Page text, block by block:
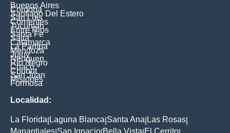
Buenos Aires
Cordoba
Santiago Del Estero
San Luis
Corrientes
Tucuman
Entre Rios
Santa Fe
Salta
Catamarca
La Pampa
Mendoza
Jujuy
Neuquen
Rio Negro
Chaco
Chubut
San Juan
Misiones
Formosa
Localidad:
La Florida Laguna Blanca Santa Ana Las Rosas
Manantiales San Ignacio Bella Vista El Cerrito